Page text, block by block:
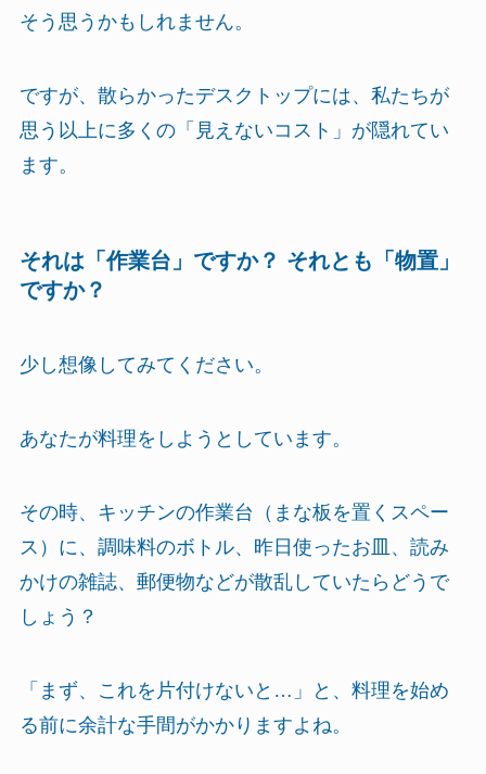
そう思うかもしれません。
ですが、散らかったデスクトップには、私たちが
思う以上に多くの「見えないコスト」が隠れてい
ます。
それは「作業台」ですか？ それとも「物置」
ですか？
少し想像してみてください。
あなたが料理をしようとしています。
その時、キッチンの作業台（まな板を置くスペー
ス）に、調味料のボトル、昨日使ったお皿、読み
かけの雑誌、郵便物などが散乱していたらどうで
しょう？
「まず、これを片付けないと…」と、料理を始め
る前に余計な手間がかかりますよね。